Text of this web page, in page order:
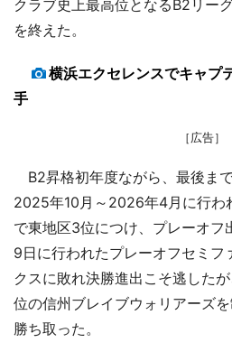
クラブ史上最高位となるB2リー
を終えた。
横浜エクセレンスでキャプ
手
［広告］
B2昇格初年度ながら、最後まで
2025年10月～2026年4月に行わ
で東地区3位につけ、プレーオフ
9日に行われたプレーオフセミフ
クスに敗れ決勝進出こそ逃した
位の信州ブレイブウォリアーズ
勝ち取った。